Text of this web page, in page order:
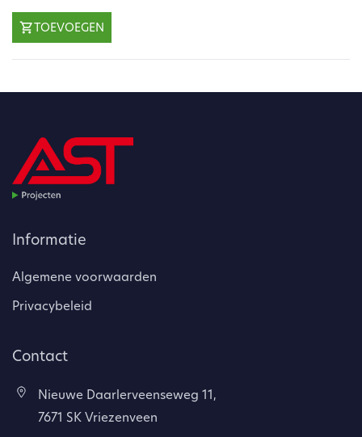
TOEVOEGEN
Informatie
Algemene voorwaarden
Privacybeleid
Contact
Nieuwe Daarlerveenseweg 11,
7671 SK Vriezenveen